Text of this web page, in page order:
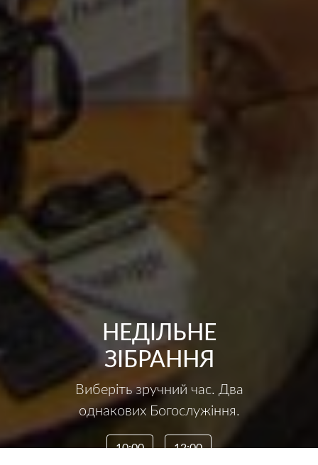
НЕДІЛЬНЕ
ЗІБРАННЯ
Виберіть зручний час. Два
однакових Богослужіння.
10:00 12:00